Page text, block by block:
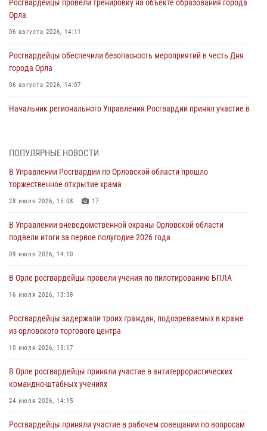
Росгвардейцы провели тренировку на объекте образования города
Орла
06 августа 2026, 14:11
Росгвардейцы обеспечили безопасность мероприятий в честь Дня
города Орла
06 августа 2026, 14:07
Начальник регионального Управления Росгвардии принял участие в
первое полугодие
05 августа 2026, 13:12
совершении противоправных действий
04 августа 2026, 14:21
04 августа 2026, 14:06
предоставлении госуслуг
03 августа 2026, 14:30
ПОПУЛЯРНЫЕ НОВОСТИ
В Управлении Росгвардии по Орловской области прошло
торжественное открытие храма
28 июля 2026, 15:08 17
В Управлении вневедомственной охраны Орловской области
подвели итоги за первое полугодие 2026 года
09 июля 2026, 14:10
В Орле росгвардейцы провели учения по пилотированию БПЛА
16 июля 2026, 13:38
Росгвардейцы задержали троих граждан, подозреваемых в краже
из орловского торгового центра
10 июля 2026, 13:17
В Орле росгвардейцы приняли участие в антитеррористических
командно-штабных учениях
24 июля 2026, 14:15
Росгвардейцы приняли участие в рабочем совещании по вопросам